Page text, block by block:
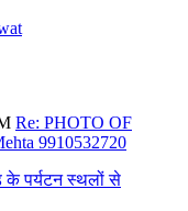
Re: PHOTO OF
9910532720
के पर्यटन स्थलों से